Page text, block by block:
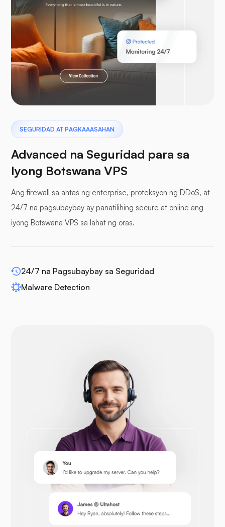
Laravel
Pterodactyl
mga buffer panel
WP-extendify
Opencart
Prestashop
SEGURIDAD AT PAGKAAASAHAN
Advanced na Seguridad para sa
Iyong Botswana VPS
Ang firewall sa antas ng enterprise, proteksyon ng DDoS, at
24/7 na pagsubaybay ay panatilihing secure at online ang
iyong Botswana VPS sa lahat ng oras.
24/7 na Pagsubaybay sa Seguridad
Malware Detection